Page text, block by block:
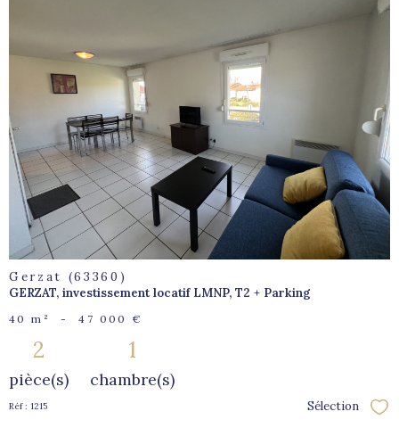
voir le
bien
Gerzat (63360)
GERZAT, investissement locatif LMNP, T2 + Parking
40 m² - 47 000 €
2
pièce(s)
1
chambre(s)
Réf : 1215 Sélection